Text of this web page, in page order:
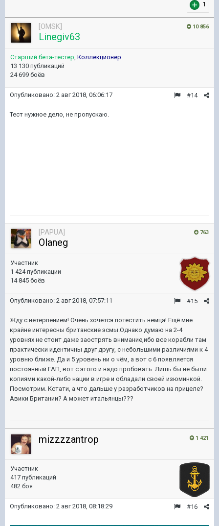
1
10 856
[OMSK]
Linegiv63
Старший бета-тестер, Коллекционер
13 130 публикаций
24 699 боёв
#14
Опубликовано: 2 авг 2018, 06:06:17
Тест нужное дело, не пропускаю.
763
[PAPUA]
Olaneg
Участник
1 424 публикации
14 845 боёв
#15
Опубликовано: 2 авг 2018, 07:57:11
Жду с нетерпением! Очень хочется потестить немца! Ещё мне
крайне интересны британские эсмы.Однако думаю на 2-4
уровнях не стоит даже заострять внимание,ибо все корабли там
практически идентичны друг другу, с небольшими различиями к 4
уровню ближе. Да и 5 уровень ни о чём, а вот с 6 появляется
постоянный ГАП, вот с этого и надо пробовать. Лишь бы не были
копиями какой-либо нации в игре и обладали своей изюминкой.
Посмотрим. Кстати, а что дальше у разработчиков на прицеле?
Авики Британии? А может итальянцы???
1 421
mizzzzantrop
Участник
417 публикаций
482 боя
#16
Опубликовано: 2 авг 2018, 08:18:29